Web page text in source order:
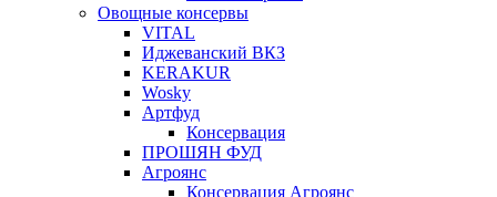
Овощные консервы
VITAL
Иджеванский ВКЗ
KERAKUR
Wosky
Артфуд
Консервация
ПРОШЯН ФУД
Агроянс
Консервация Агроянс